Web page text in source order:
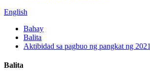
English
Bahay
Balita
Aktibidad sa pagbuo ng pangkat ng 2021
Balita